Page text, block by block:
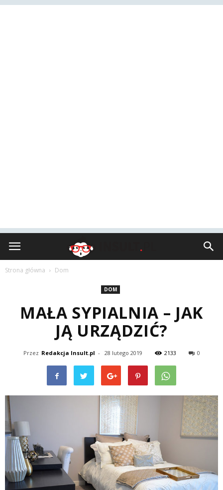
Insult.pl
Strona główna Dom
DOM
MAŁA SYPIALNIA – JAK
JĄ URZĄDZIĆ?
Przez Redakcja Insult.pl - 28 lutego 2019 2133 0